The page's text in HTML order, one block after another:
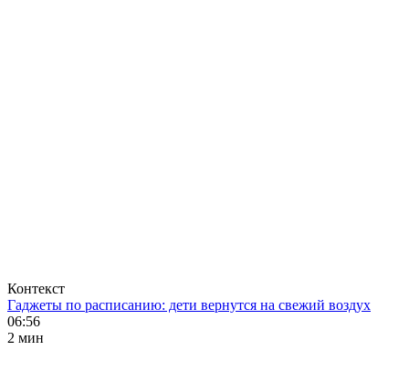
Контекст
Гаджеты по расписанию: дети вернутся на свежий воздух
06:56
2 мин